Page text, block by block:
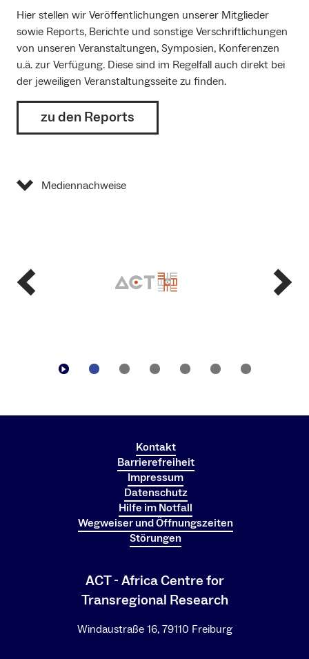
Hier stellen wir Veröffentlichungen unserer Mitglieder
sowie Reports, Berichte und sonstige Verschriftlichungen
von unseren Veranstaltungen, Symposien, Konferenzen
u.ä. zur Verfügung. Diese sind im Regelfall auch direkt bei
der jeweiligen Veranstaltungsseite zu finden.
zu den Reports
Mediennachweise
Kontakt
Barrierefreiheit
Impressum
Datenschutz
Hilfe im Notfall
Wegweiser und Öffnungszeiten
Störungen
ACT - Africa Centre for
Transregional Research
Windaustraße 16, 79110 Freiburg